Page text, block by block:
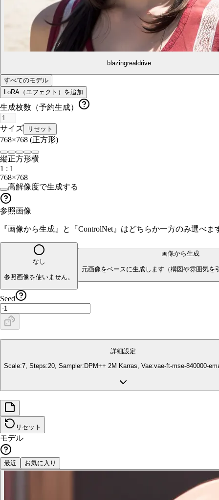
blazingrealdrive
すべてのモデル
LoRA（エフェクト）を追加
生成枚数（予約生成）
サイズ リセット
768×768 (正方形)
縦正方形横
1 : 1
768×768
高解像度で生成する
参照画像
『画像から生成』と『ControlNet』はどちらか一方のみ選べ
なし
参照画像を使いません。
画像から生成
元画像をベースに生成します（構図や雰囲気を
Seed
詳細設定
Scale:7, Steps:20, Sampler: DPM++ 2M Karras, Vae:vae-ft-mse-840000-
リセット
モデル
最近 お気に入り